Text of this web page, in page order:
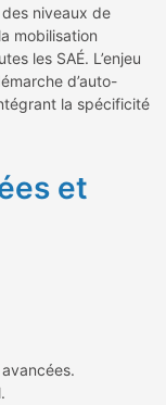
des niveaux de
mobilisation
les SAÉ. L’enjeu
d’auto-
la spécificité
et